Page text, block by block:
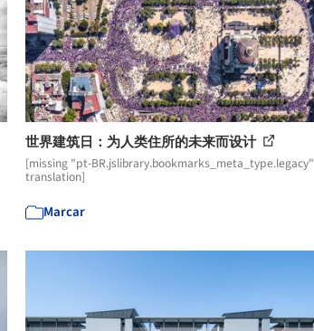
世界建筑日：为人类住所的未来而设计
[missing "pt-BR.jslibrary.bookmarks_meta_type.legacy"
translation]
Marcar